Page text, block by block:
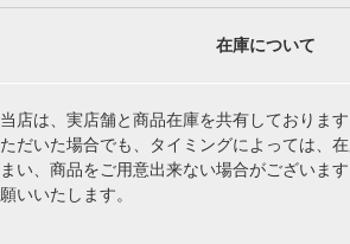
在庫について
当店は、実店舗と商品在庫を共有しておりま
ただいた場合でも、タイミングによっては、
まい、商品をご用意出来ない場合がございま
願いいたします。